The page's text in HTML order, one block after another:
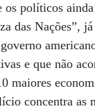
os políticos
das Nações”,
e que não
maiores
concentra as